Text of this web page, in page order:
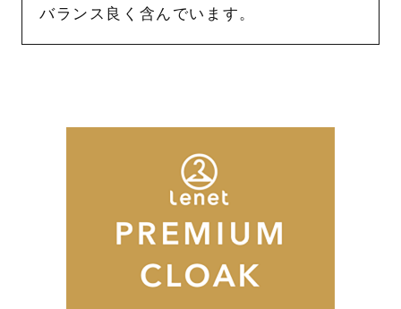
バランス良く含んでいます。